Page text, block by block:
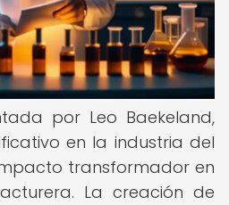
por Leo Baekeland,
en la industria del
transformador en
La creación de